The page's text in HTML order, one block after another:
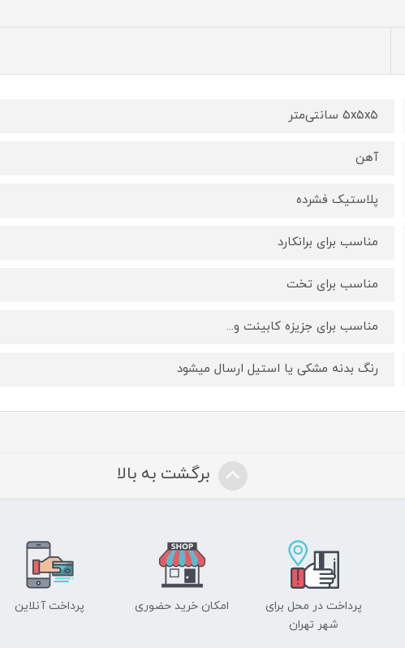
۵x۵x۵ سانتی‌متر
آهن
پلاستیک فشرده
مناسب برای برانکارد
مناسب برای تخت
مناسب برای جزیزه کابینت و...
رنگ بدنه مشکی یا استیل ارسال میشود
برگشت به بالا
پرداخت در محل برای
شهر تهران
امکان خرید حضوری پرداخت آنلاین